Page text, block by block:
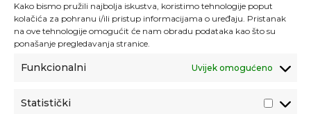
Kako bismo pružili najbolja iskustva, koristimo tehnologije poput
kolačića za pohranu i/ili pristup informacijama o uređaju. Pristanak
na ove tehnologije omogućit će nam obradu podataka kao što su
ponašanje pregledavanja stranice.
Funkcionalni Uvijek omogućeno
Statistički